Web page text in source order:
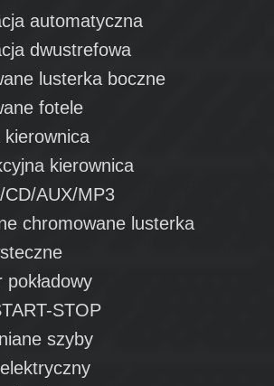
automatyczna
dwustrefowa
lusterka boczne
fotele
kierownica
AUX/MP3
chromowane lusterka
STOP
szyby